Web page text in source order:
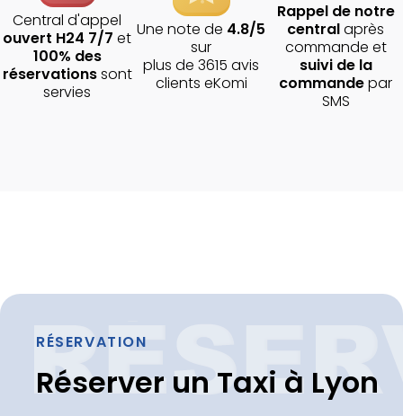
Central d'appel
ouvert H24 7/7 et
100% des
réservationssont
servies
Une note de 4.8/5
sur
plus de 3615 avis
clients eKomi
Rappel de notre
centralaprès
commande et
suivi de la
commandepar
SMS
RÉSERVATION
Réserver un Taxi à Lyon